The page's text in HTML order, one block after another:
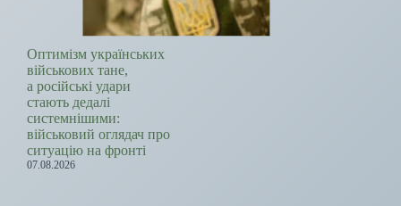
Оптимізм українських
військових тане,
а російські удари
стають дедалі
системнішими:
військовий оглядач про
ситуацію на фронті
07.08.2026